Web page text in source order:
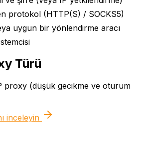
protokol (HTTP(S) / SOCKS5)
uygun bir yönlendirme aracı
Türü
proxy (düşük gecikme ve oturum
inceleyin